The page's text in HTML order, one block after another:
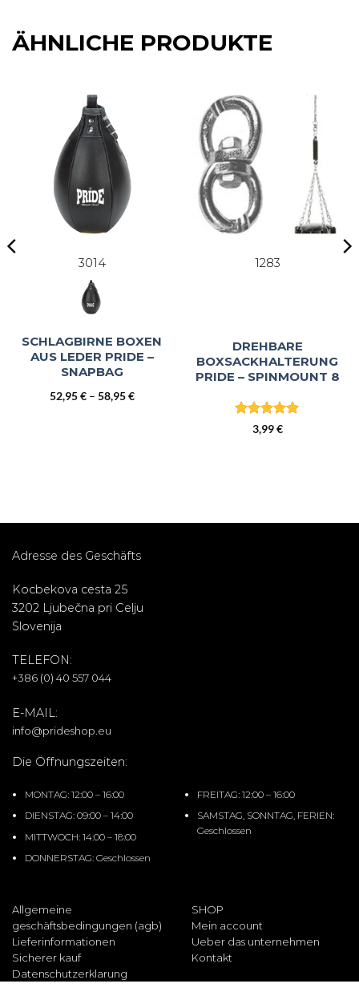
ÄHNLICHE PRODUKTE
3014
SCHLAGBIRNE BOXEN
AUS LEDER PRIDE –
SNAPBAG
52,95€ – 58,95€Preisspanne:
1283
DREHBARE
BOXSACKHALTERUNG
PRIDE – SPINMOUNT 8
Bewertet
3,99€
Allgemeine
geschäftsbedingungen (agb)
Lieferinformationen
Sicherer kauf
Datenschutzerklarung
SHOP
Mein account
Ueber das unternehmen
Kontakt
Adresse des Geschäfts
Kocbekova cesta 25
3202 Ljubečna pri Celju
Slovenija
TELEFON:
+386 (0) 40 557 044
E-MAIL:
info@prideshop.eu
Die Öffnungszeiten:
MONTAG: 12:00 – 16:00
DIENSTAG: 09:00 – 14:00
MITTWOCH: 14:00 – 18:00
DONNERSTAG: Geschlossen
FREITAG: 12:00 – 16:00
SAMSTAG, SONNTAG, FERIEN:
Geschlossen